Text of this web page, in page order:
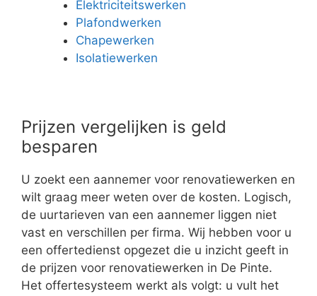
Elektriciteitswerken
Plafondwerken
Chapewerken
Isolatiewerken
Prijzen vergelijken is geld
besparen
U zoekt een aannemer voor renovatiewerken en
wilt graag meer weten over de kosten. Logisch,
de uurtarieven van een aannemer liggen niet
vast en verschillen per firma. Wij hebben voor u
een offertedienst opgezet die u inzicht geeft in
de prijzen voor renovatiewerken in De Pinte.
Het offertesysteem werkt als volgt: u vult het